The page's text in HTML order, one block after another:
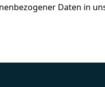
Daten in